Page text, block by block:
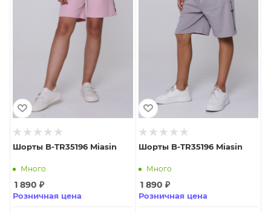
Шорты B-TR35196 Miasin
Много
1 890 ₽
Розничная цена
Шорты B-TR35196 Miasin
Много
1 890 ₽
Розничная цена